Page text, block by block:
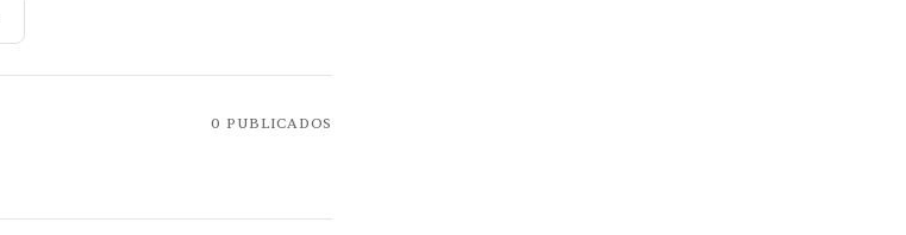
0 PUBLICADOS